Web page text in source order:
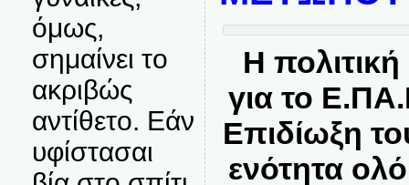
όμως,
σημαίνει το
ακριβώς
αντίθετο. Εάν
υφίστασαι
Η
για το
Επιδίωξη
ενότητα